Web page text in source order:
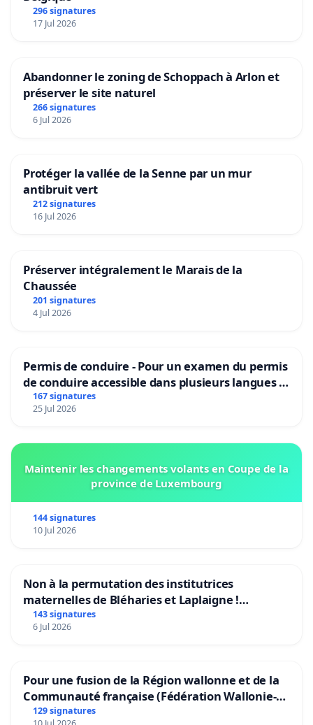
296 signatures
17 Jul 2026
Abandonner le zoning de Schoppach à Arlon et
préserver le site naturel
266 signatures
6 Jul 2026
Protéger la vallée de la Senne par un mur
antibruit vert
212 signatures
16 Jul 2026
Préserver intégralement le Marais de la
Chaussée
201 signatures
4 Jul 2026
Permis de conduire - Pour un examen du permis
de conduire accessible dans plusieurs langues à
Bruxelles
167 signatures
25 Jul 2026
Maintenir les changements volants en Coupe de la
province de Luxembourg
144 signatures
10 Jul 2026
Non à la permutation des institutrices
maternelles de Bléharies et Laplaigne !
Préservons la stabilité de nos enfants.
143 signatures
6 Jul 2026
Pour une fusion de la Région wallonne et de la
Communauté française (Fédération Wallonie-
Bruxelles)
129 signatures